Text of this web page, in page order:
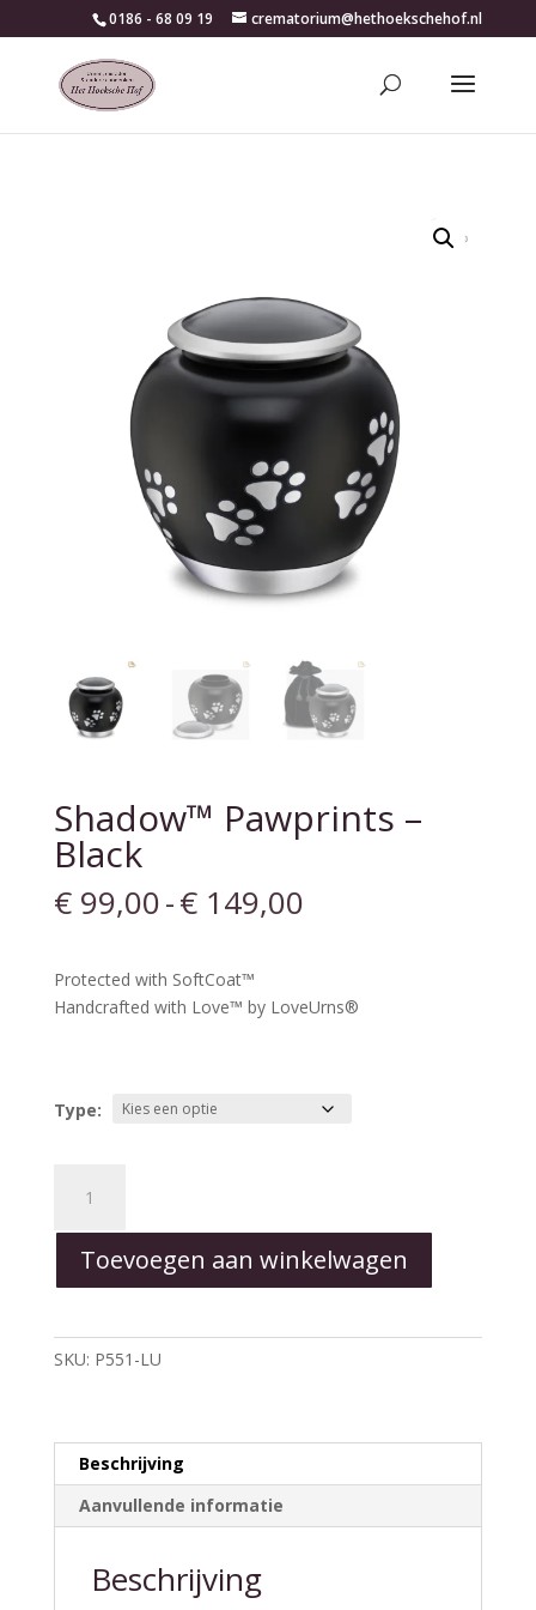
0186 - 68 09 19 crematorium@hethoekschehof.nl
Shadow™ Pawprints –
Black
€99,00-€149,00Prijsklasse:
Protected with SoftCoat™
Handcrafted with Love™ by LoveUrns®
Type:
Pawprints
-
Black
aantal
Toevoegen aan winkelwagen
SKU: P551-LU
Beschrijving
Aanvullende informatie
Beschrijving